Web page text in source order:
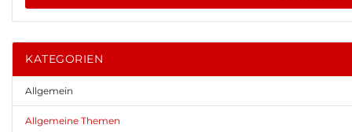
KATEGORIEN
Allgemein
Allgemeine Themen